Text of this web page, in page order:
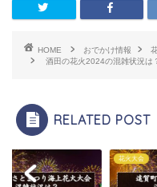
HOME おでかけ情報
酒田の花火2024の混雑状況は
RELATED POST
花火大会